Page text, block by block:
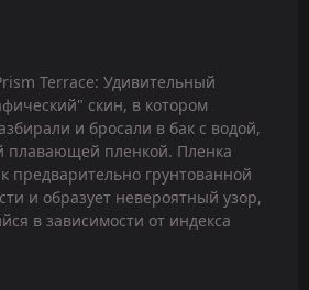
Terrace: Удивительный
скин, в котором
и бросали в бак с водой,
плавающей пленкой. Пленка
предварительно грунтованной
и образует невероятный узор,
в зависимости от индекса